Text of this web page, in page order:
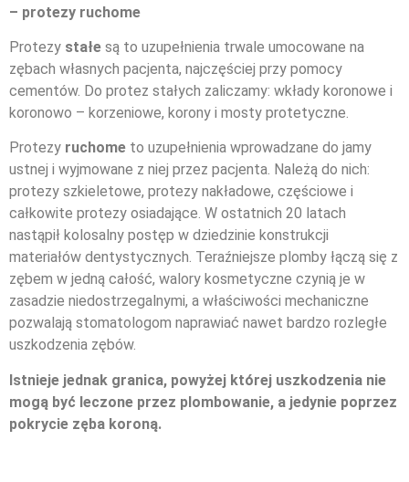
– protezy ruchome
Protezy stałe są to uzupełnienia trwale umocowane na
zębach własnych pacjenta, najczęściej przy pomocy
cementów. Do protez stałych zaliczamy: wkłady koronowe i
koronowo – korzeniowe, korony i mosty protetyczne.
Protezy ruchome to uzupełnienia wprowadzane do jamy
ustnej i wyjmowane z niej przez pacjenta. Należą do nich:
protezy szkieletowe, protezy nakładowe, częściowe i
całkowite protezy osiadające. W ostatnich 20 latach
nastąpił kolosalny postęp w dziedzinie konstrukcji
materiałów dentystycznych. Teraźniejsze plomby łączą się z
zębem w jedną całość, walory kosmetyczne czynią je w
zasadzie niedostrzegalnymi, a właściwości mechaniczne
pozwalają stomatologom naprawiać nawet bardzo rozległe
uszkodzenia zębów.
Istnieje jednak granica, powyżej której uszkodzenia nie
mogą być leczone przez plombowanie, a jedynie poprzez
pokrycie zęba koroną.